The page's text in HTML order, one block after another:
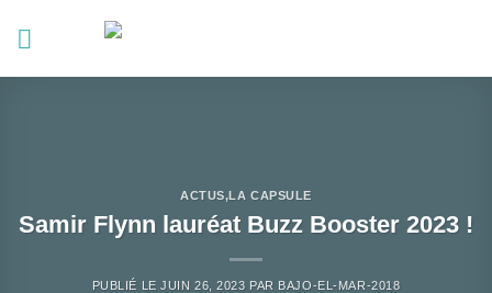
ACTUS, LA CAPSULE
Samir Flynn lauréat Buzz Booster 2023 !
PUBLIÉ LEJUIN 26, 2023 PAR BAJO-EL-MAR-2018